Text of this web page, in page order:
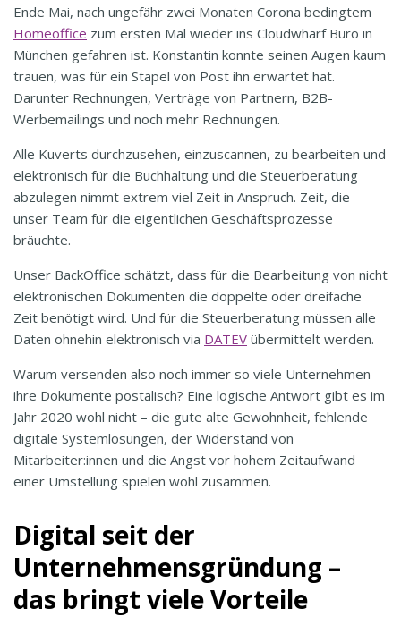
Ende Mai, nach ungefähr zwei Monaten Corona bedingtem
Homeoffice zum ersten Mal wieder ins Cloudwharf Büro in
München gefahren ist. Konstantin konnte seinen Augen kaum
trauen, was für ein Stapel von Post ihn erwartet hat.
Darunter Rechnungen, Verträge von Partnern, B2B-
Werbemailings und noch mehr Rechnungen.
Alle Kuverts durchzusehen, einzuscannen, zu bearbeiten und
elektronisch für die Buchhaltung und die Steuerberatung
abzulegen nimmt extrem viel Zeit in Anspruch. Zeit, die
unser Team für die eigentlichen Geschäftsprozesse
bräuchte.
Unser BackOffice schätzt, dass für die Bearbeitung von nicht
elektronischen Dokumenten die doppelte oder dreifache
Zeit benötigt wird. Und für die Steuerberatung müssen alle
Daten ohnehin elektronisch via DATEV übermittelt werden.
Warum versenden also noch immer so viele Unternehmen
ihre Dokumente postalisch? Eine logische Antwort gibt es im
Jahr 2020 wohl nicht – die gute alte Gewohnheit, fehlende
digitale Systemlösungen, der Widerstand von
Mitarbeiter:innen und die Angst vor hohem Zeitaufwand
einer Umstellung spielen wohl zusammen.
Digital seit der
Unternehmensgründung –
das bringt viele Vorteile